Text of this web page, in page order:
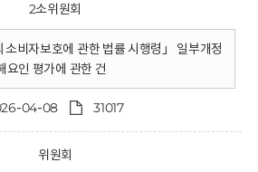
2소위원회
소비자보호에 관한 법률 시행령」 일부개정
요인 평가에 관한 건
04-08 31017
위원회